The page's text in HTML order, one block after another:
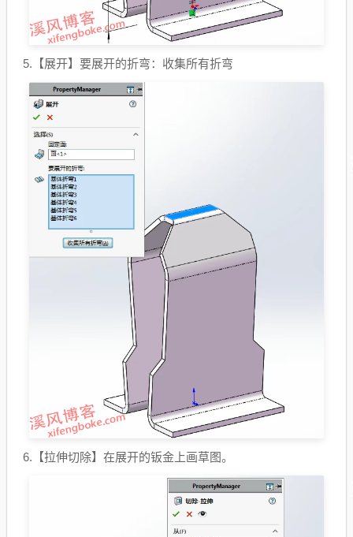
5.【展开】要展开的折弯：收集所有折弯
6.【拉伸切除】在展开的钣金上画草图。